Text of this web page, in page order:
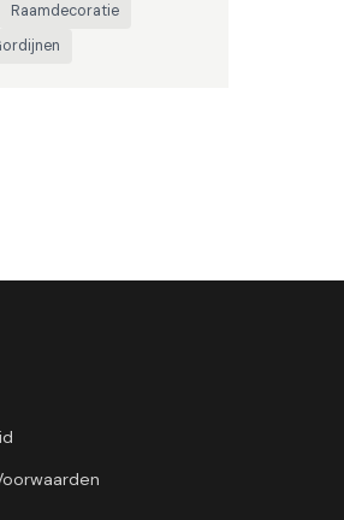
Raamdecoratie